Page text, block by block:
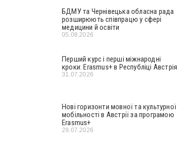
БДМУ та Чернівецька обласна рада
розширюють співпрацю у сфері
медицини й освіти
05.08.2026
Перший курс і перші міжнародні
кроки: Erasmus+ в Республіці Австрія
31.07.2026
Нові горизонти мовної та культурної
мобільності в Австрії за програмою
Erasmus+
29.07.2026